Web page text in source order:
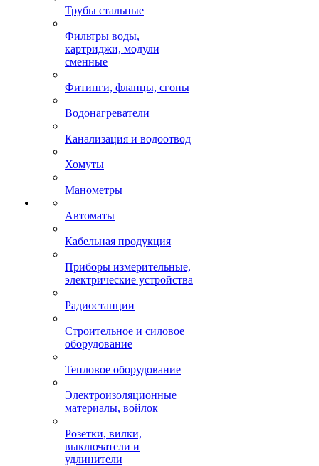
Трубы стальные
Фильтры воды,
картриджи, модули
сменные
Фитинги, фланцы, сгоны
Водонагреватели
Канализация и водоотвод
Хомуты
Манометры
Автоматы
Кабельная продукция
Приборы измерительные,
электрические устройства
Радиостанции
Строительное и силовое
оборудование
Тепловое оборудование
Электроизоляционные
материалы, войлок
Розетки, вилки,
выключатели и
удлинители